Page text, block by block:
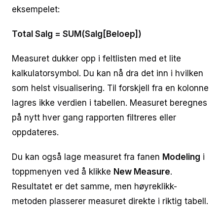
eksempelet:
Total Salg = SUM(Salg[Beloep])
Measuret dukker opp i feltlisten med et lite
kalkulatorsymbol. Du kan nå dra det inn i hvilken
som helst visualisering. Til forskjell fra en kolonne
lagres ikke verdien i tabellen. Measuret beregnes
på nytt hver gang rapporten filtreres eller
oppdateres.
Du kan også lage measuret fra fanen Modeling i
toppmenyen ved å klikke New Measure.
Resultatet er det samme, men høyreklikk-
metoden plasserer measuret direkte i riktig tabell.